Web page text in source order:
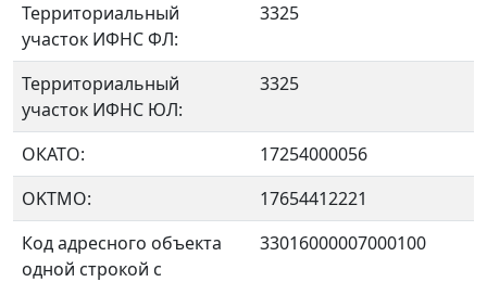
Территориальный
участок ИФНС ФЛ:
3325
Территориальный
участок ИФНС ЮЛ:
3325
ОКАТО:
17254000056
OKTMO:
17654412221
Код адресного объекта
одной строкой с
33016000007000100